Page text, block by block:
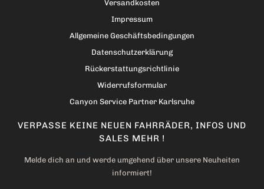
Versandkosten
Impressum
Allgemeine Geschäftsbedingungen
Datenschutzerklärung
Rückerstattungsrichtlinie
Widerrufsformular
Canyon Service Partner Karlsruhe
VERPASSE KEINE NEUEN FAHRRÄDER, INFOS UND
SALES MEHR !
Melde dich an und werde umgehend über unsere Neuheiten
informiert!